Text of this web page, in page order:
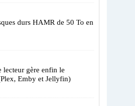
durs HAMR de 50 To en
lecteur gère enfin le
Emby et Jellyfin)